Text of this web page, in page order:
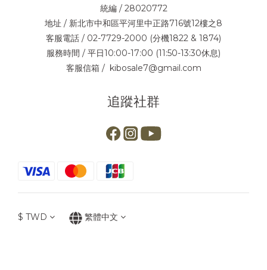
統編 / 28020772
地址 / 新北市中和區平河里中正路716號12樓之8
客服電話 / 02-7729-2000 (分機1822 & 1874)
服務時間 / 平日10:00-17:00 (11:50-13:30休息)
客服信箱 / kibosale7@gmail.com
追蹤社群
$ TWD 繁體中文